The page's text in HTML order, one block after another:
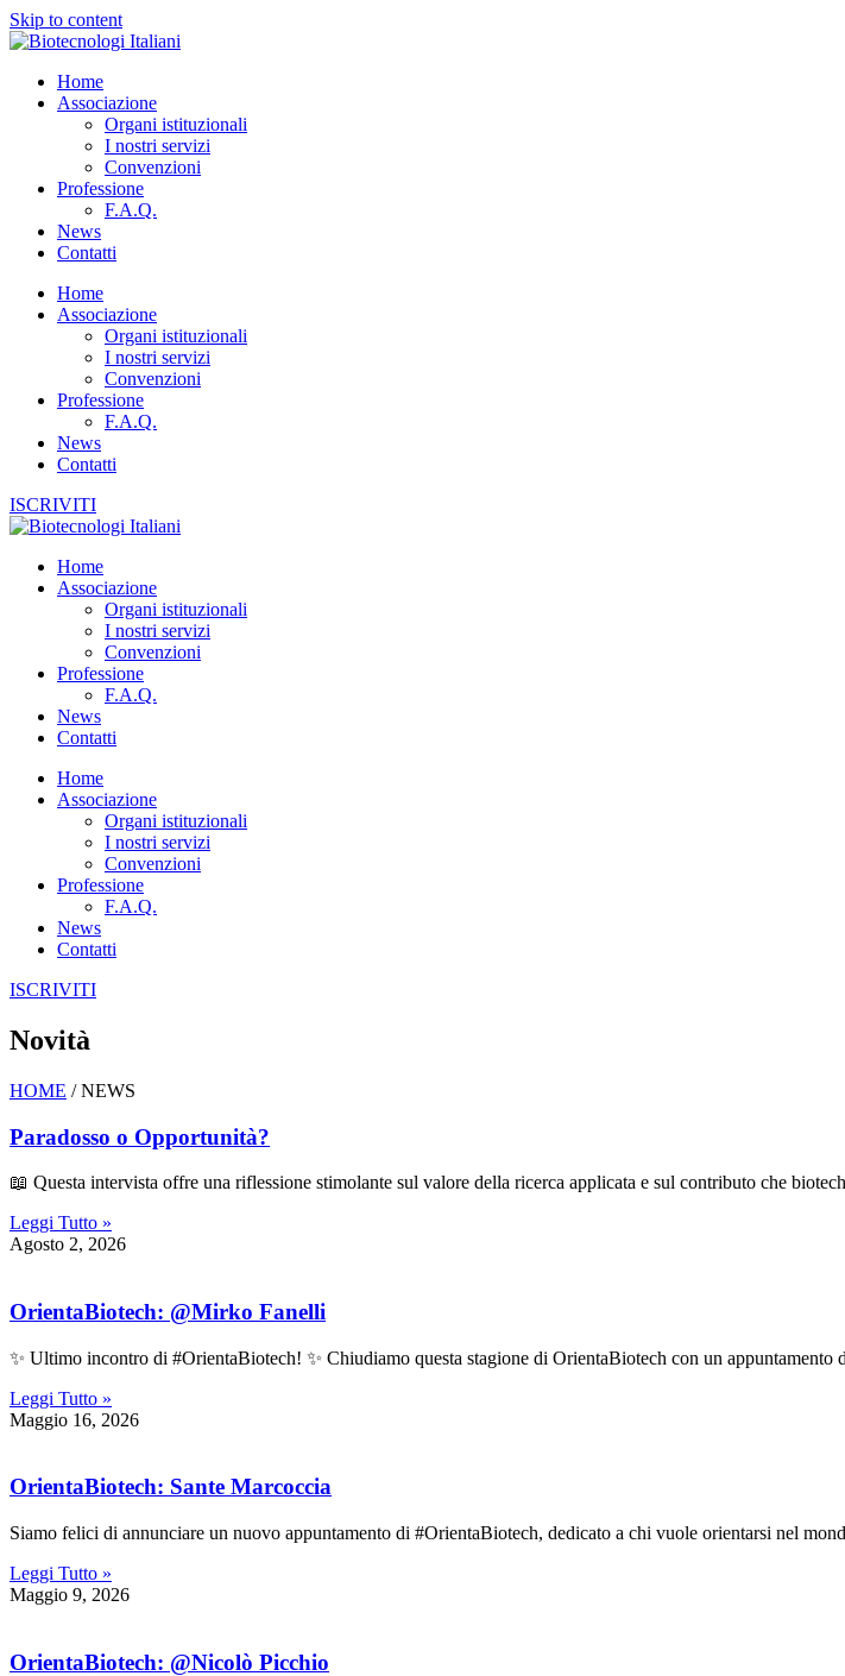
Skip to content
Home
Associazione
Organi istituzionali
I nostri servizi
Convenzioni
Professione
F.A.Q.
News
Contatti
Home
Associazione
Organi istituzionali
I nostri servizi
Convenzioni
Professione
F.A.Q.
News
Contatti
ISCRIVITI
Home
Associazione
Organi istituzionali
I nostri servizi
Convenzioni
Professione
F.A.Q.
News
Contatti
Home
Associazione
Organi istituzionali
I nostri servizi
Convenzioni
Professione
F.A.Q.
News
Contatti
ISCRIVITI
Novità
HOME / NEWS
Paradosso o Opportunità?
📖 Questa intervista offre una riflessione stimolante sul valore della ricerca applicata e sul contributo che
Leggi Tutto »
Agosto 2, 2026
OrientaBiotech: @Mirko Fanelli
✨ Ultimo incontro di #OrientaBiotech! ✨ Chiudiamo questa stagione di OrientaBiotech con un appuntamento
Leggi Tutto »
Maggio 16, 2026
OrientaBiotech: Sante Marcoccia
Siamo felici di annunciare un nuovo appuntamento di #OrientaBiotech, dedicato a chi vuole orientarsi nel
Leggi Tutto »
Maggio 9, 2026
OrientaBiotech: @Nicolò Picchio